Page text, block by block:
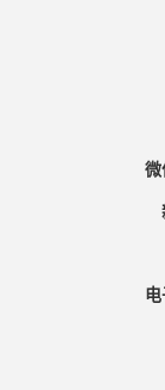
微